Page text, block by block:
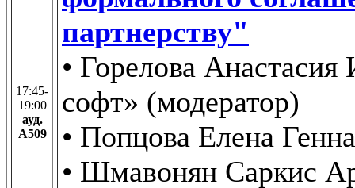
17:45-
19:00
ауд.
А509
партнерству"
• Горелова
софт» (модератор)
• Попцова Елена
• Шмавонян Саркис